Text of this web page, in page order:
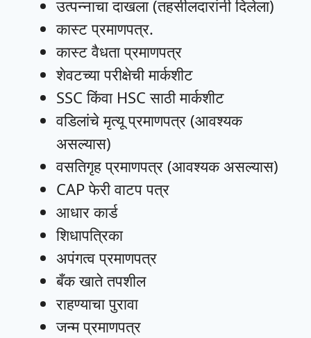
उत्पन्नाचा दाखला (तहसीलदारांनी दिलेला)
कास्ट प्रमाणपत्र.
कास्ट वैधता प्रमाणपत्र
शेवटच्या परीक्षेची मार्कशीट
SSC किंवा HSC साठी मार्कशीट
वडिलांचे मृत्यू प्रमाणपत्र (आवश्यक
असल्यास)
वसतिगृह प्रमाणपत्र (आवश्यक असल्यास)
CAP फेरी वाटप पत्र
आधार कार्ड
शिधापत्रिका
अपंगत्व प्रमाणपत्र
बँक खाते तपशील
राहण्याचा पुरावा
जन्म प्रमाणपत्र